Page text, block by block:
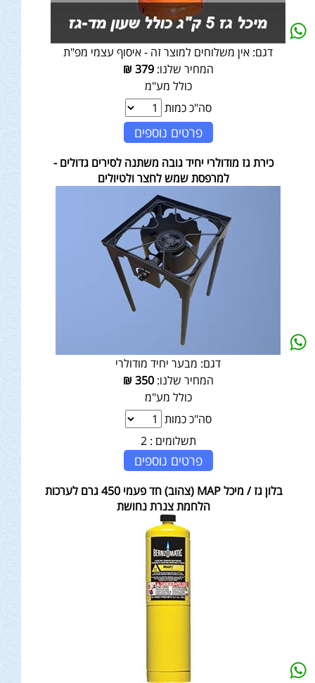
דגם: אין משלוחים למוצר זה - איסוף עצמי מפ"ת
המחיר שלנו:379
₪
כולל מע"מ
סה"כ כמות
פרטים נוספים
כירת גז מודולרי יחיד גובה משתנה לסירים גדולים -
למרפסת שמש לחצר ולטיולים
דגם: מבער יחיד מודולרי
המחיר שלנו:350
₪
כולל מע"מ
סה"כ כמות
תשלומים : 2
פרטים נוספים
בלון גז / מיכל MAP (צהוב) חד פעמי 450 גרם לערכות
הלחמת צנרת נחושת